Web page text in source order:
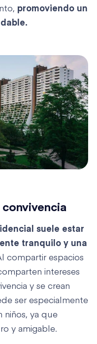
promoviendo un
suele estar
tranquilo y una
compartir espacios
intereses
y se crean
ser especialmente
niños, ya que
y amigable.